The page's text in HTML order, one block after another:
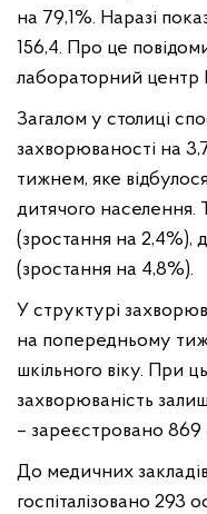
на 79,1%. Наразі
156,4. Про це
лабораторний
Загалом у столиці
захворюваності на
тижнем, яке
дитячого населення.
(зростання на 2,4%),
(зростання на 4,8%).
У структурі
на попередньому
шкільного віку. При
захворюваність
– зареєстровано 869
До медичних
госпіталізовано 293